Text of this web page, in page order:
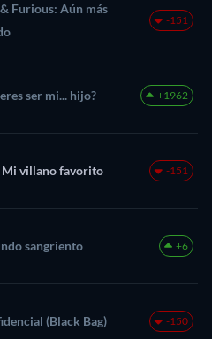
Furious: Aún más
-151
ser mi... hijo? +1962
Mi villano favorito -151
sangriento +6
(Black Bag) -150